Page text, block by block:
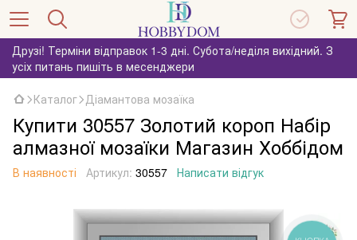
Друзі! Терміни відправок 1-3 дні. Субота/неділя вихідний. З
усіх питань пишіть в месенджери
Каталог Діамантова мозаїка
Купити 30557 Золотий короп Набір
алмазної мозаїки Магазин Хоббідом
В наявності Артикул: 30557 Написати відгук